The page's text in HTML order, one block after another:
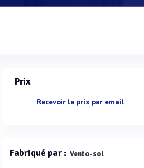
Prix
Recevoir le prix par email
Fabriqué par : Vento-sol